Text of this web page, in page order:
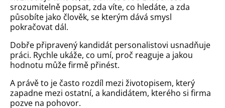
srozumitelně popsat, zda víte, co hledáte, a zda
působíte jako člověk, se kterým dává smysl
pokračovat dál.
Dobře připravený kandidát personalistovi usnadňuje
práci. Rychle ukáže, co umí, proč reaguje a jakou
hodnotu může firmě přinést.
A právě to je často rozdíl mezi životopisem, který
zapadne mezi ostatní, a kandidátem, kterého si firma
pozve na pohovor.